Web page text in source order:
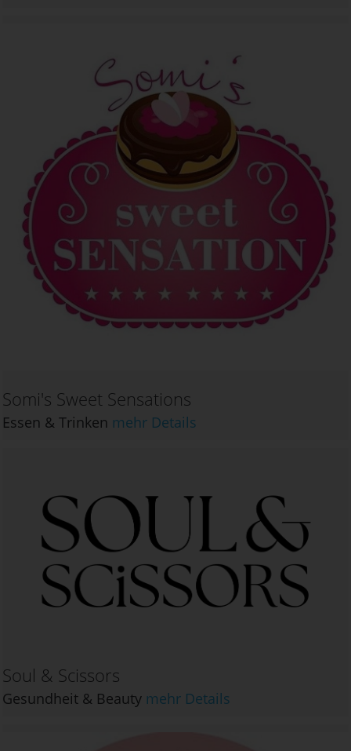
Somi's Sweet Sensations
Essen & Trinken mehr Details
Soul & Scissors
Gesundheit & Beauty mehr Details